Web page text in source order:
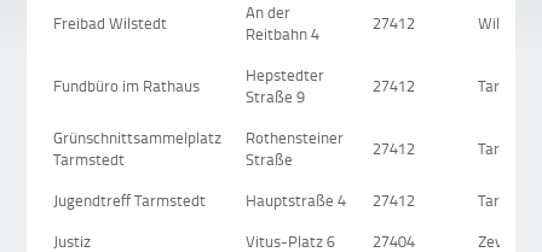
Freibad Wilstedt
An der
Reitbahn 4
27412 Wilstedt
Fundbüro im Rathaus
Hepstedter
Straße 9
27412
Grünschnittsammelplatz
Tarmstedt
Rothensteiner
Straße
27412
Jugendtreff Tarmstedt Hauptstraße 4 27412
Justiz
Vitus-Platz 6 27404
Zeven